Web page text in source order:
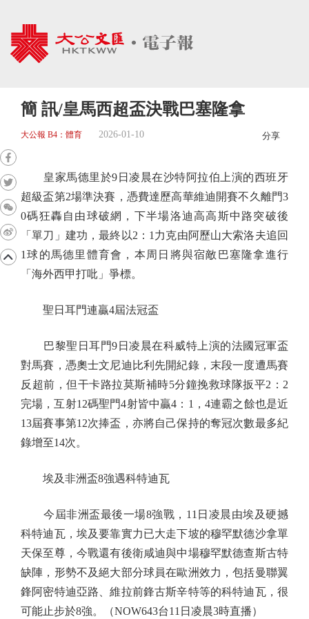
簡 訊/皇馬西超盃決戰巴塞隆拿
大公報 B4：體育 2026-01-10 分享
皇家馬德里於9日凌晨在沙特阿拉伯上演的西班牙
超級盃第2場準決賽，憑費達歷高華維迪開賽不久離門3
0碼狂轟自由球破網，下半場洛迪高高斯中路突破後
「單刀」建功，最終以2：1力克由阿歷山大索洛夫追回
1球的馬德里體育會，本周日將與宿敵巴塞隆拿進行
「海外西甲打吡」爭標。
聖日耳門連贏4屆法冠盃
巴黎聖日耳門9日凌晨在科威特上演的法國冠軍盃
對馬賽，憑奧士文尼迪比利先開紀錄，末段一度遭馬賽
反超前，但干卡路拉莫斯補時5分鐘挽救球隊扳平2：2
完場，互射12碼聖門4射皆中贏4：1，4連霸之餘也是近
13屆賽事第12次捧盃，亦將自己保持的奪冠次數最多紀
錄增至14次。
埃及非洲盃8強遇科特迪瓦
今屆非洲盃最後一場8強戰，11日凌晨由埃及硬撼
科特迪瓦，埃及要靠實力已大走下坡的穆罕默德沙拿單
天保至尊，今戰還有後衛咸迪與中場穆罕默德查斯古特
缺陣，形勢不及絕大部分球員在歐洲效力，包括曼聯翼
鋒阿密特迪亞路、維拉前鋒古斯辛特等的科特迪瓦，很
可能止步於8強。（NOW643台11日凌晨3時直播）